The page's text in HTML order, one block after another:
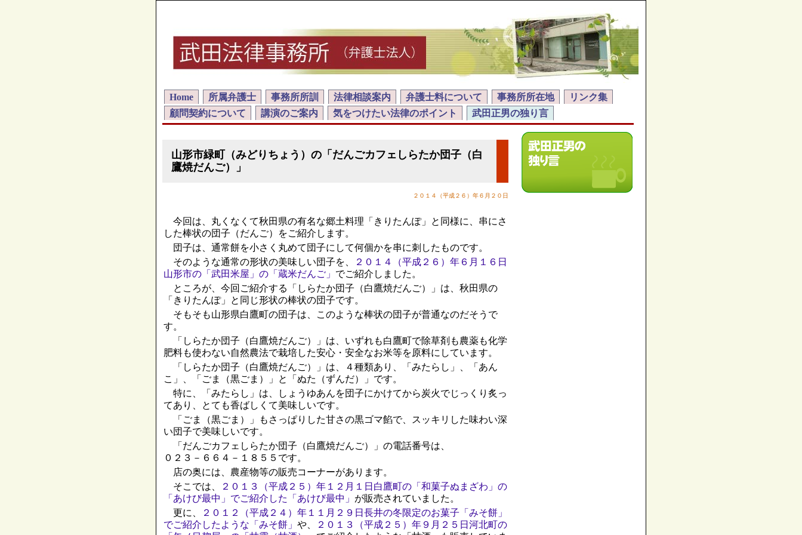
Home 所属弁護士 事務所所訓 法律相談案内 弁護士料について 事務所所在地
リンク集
顧問契約について
講演のご案内 気をつけたい法律のポイント 武田正男の独り言
山形市緑町（みどりちょう）の「だんごカフェしらたか団子（白
鷹焼だんご）」
２０１４（平成２６）年６月２０日
今回は、丸くなくて秋田県の有名な郷土料理「きりたんぽ」と同様に、串にさ
した棒状の団子（だんご）をご紹介します。
団子は、通常餅を小さく丸めて団子にして何個かを串に刺したものです。
そのような通常の形状の美味しい団子を、
２０１４（平成２６）年６月１６日
山形市の「武田米屋」の「蔵米だんご」 でご紹介しました。
ところが、今回ご紹介する「しらたか団子（白鷹焼だんご）」は、秋田県の
「きりたんぽ」と同じ形状の棒状の団子です。
そもそも山形県白鷹町の団子は、このような棒状の団子が普通なのだそうで
す。
「しらたか団子（白鷹焼だんご）」は、いずれも白鷹町で除草剤も農薬も化学
肥料も使わない自然農法で栽培した安心・安全なお米等を原料にしています。
「しらたか団子（白鷹焼だんご）」は、４種類あり、「みたらし」、「あん
こ」、「ごま（黒ごま）」と「ぬた（ずんだ）」です。
特に、「みたらし」は、しょうゆあんを団子にかけてから炭火でじっくり炙っ
てあり、とても香ばしくて美味しいです。
「ごま（黒ごま）」もさっぱりした甘さの黒ゴマ餡で、スッキリした味わい深
い団子で美味しいです。
「だんごカフェしらたか団子（白鷹焼だんご）」の電話番号は、
０２３－６６４－１８５５です。
店の奥には、農産物等の販売コーナーがあります。
そこでは、
２０１３（平成２５）年１２月１日白鷹町の「和菓子ぬまざわ」の
「あけび最中」でご紹介した「あけび最中」 が販売されていました。
更に、
２０１２（平成２４）年１１月２９日長井の冬限定のお菓子「みそ餅」
でご紹介したような「みそ餅」 や、
２０１３（平成２５）年９月２５日河北町の